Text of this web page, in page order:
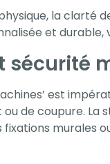
la clarté
et
sécurité
est
de coupure. La
murales